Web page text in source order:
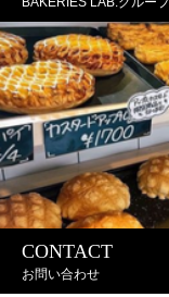
CONTACT
お問い合わせ